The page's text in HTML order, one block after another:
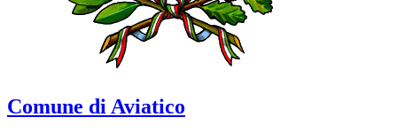
Comune di Aviatico